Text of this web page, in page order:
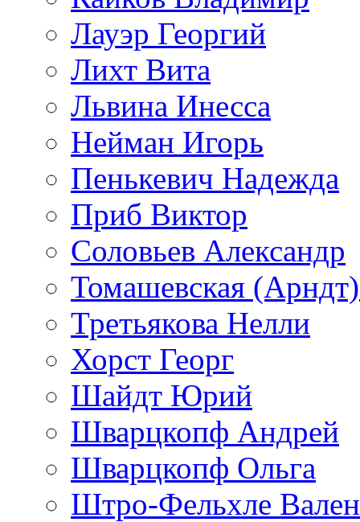
Лауэр Георгий
Лихт Вита
Львина Инесса
Нейман Игорь
Пенькевич Надежда
Приб Виктор
Соловьев Александр
Томашевская
Третьякова Нелли
Хорст Георг
Шайдт Юрий
Шварцкопф Андрей
Шварцкопф Ольга
Штро-Фельхле